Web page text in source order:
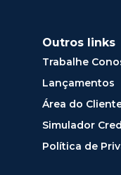
Outros links
Trabalhe
Lançamentos
Área do
Simulador
Política de